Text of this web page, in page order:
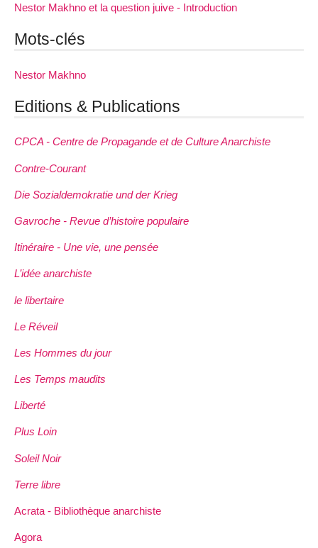
Nestor Makhno et la question juive - Introduction
Mots-clés
Nestor Makhno
Editions & Publications
CPCA - Centre de Propagande et de Culture Anarchiste
Contre-Courant
Die Sozialdemokratie und der Krieg
Gavroche - Revue d’histoire populaire
Itinéraire - Une vie, une pensée
L’idée anarchiste
le libertaire
Le Réveil
Les Hommes du jour
Les Temps maudits
Liberté
Plus Loin
Soleil Noir
Terre libre
Acrata - Bibliothèque anarchiste
Agora